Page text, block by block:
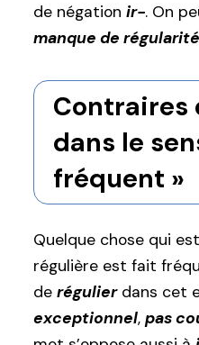
de négation ir-. On
manque de régularité
Contraires
dans le
fréquent »
Quelque chose qui
régulière est fait
de régulierdans cet
exceptionnel, pas